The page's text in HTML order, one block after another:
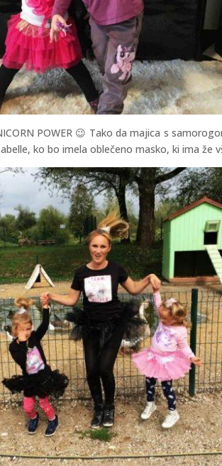
POWER 😉 Tako da majica s
ko bo imela oblečeno masko, ki ima že